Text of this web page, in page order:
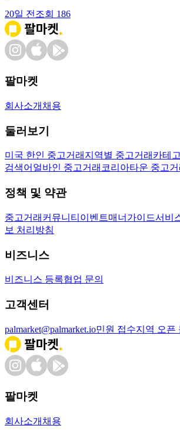
20일 전 조회 186
팔마켓
회사소개 채용
둘러보기
미국 한인 중고거래 지역별 중고거래 카테
검색어 얼바인 중고거래 코리아타운 중고거
정책 및 약관
중고거래 커뮤니티 이벤트매너가이드서비
보 처리방침
비즈니스
비즈니스 등록협업 문의
고객센터
palmarket@palmarket.io민원 접수지역 오픈
팔마켓
회사소개 채용